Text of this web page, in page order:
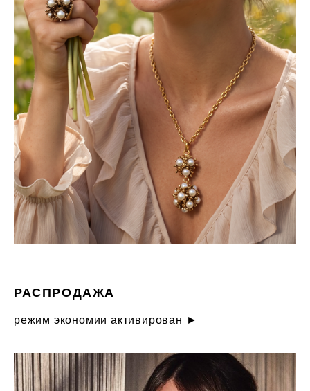
РАСПРОДАЖА
режим экономии активирован ►